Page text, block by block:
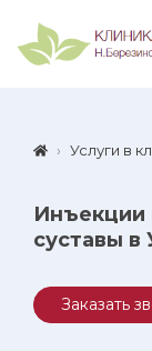
Услуги в
Инъекции
суставы в
Заказать